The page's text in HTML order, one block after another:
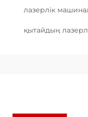
лазерлік
қытайдың